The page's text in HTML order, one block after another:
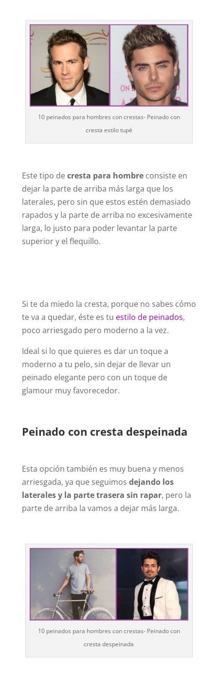
10 peinados para hombres con crestas- Peinado con
cresta estilo tupé
Este tipo decresta para hombreconsiste en
dejar la parte de arriba más larga que los
laterales, pero sin que estos estén demasiado
rapados y la parte de arriba no excesivamente
larga, lo justo para poder levantar la parte
superior y el flequillo.
Si te da miedo la cresta, porque no sabes cómo
te va a quedar, éste es tu estilo de peinados,
poco arriesgado pero moderno a la vez.
Ideal si lo que quieres es dar un toque a
moderno a tu pelo, sin dejar de llevar un
peinado elegante pero con un toque de
glamour muy favorecedor.
Peinado con cresta despeinada
Esta opción también es muy buena y menos
arriesgada, ya que seguimos dejando los
laterales y la parte trasera sin rapar, pero la
parte de arriba la vamos a dejar más larga.
10 peinados para hombres con crestas- Peinado con
cresta despeinada